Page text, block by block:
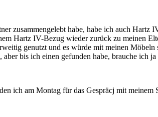
zusammengelebt habe, habe ich auch
Hartz IV-Bezug wieder zurück zu meinen
genutzt und es würde mit meinen
bis ich einen gefunden habe, brauche ich
ich am Montag für das Gespräcj mit meinem